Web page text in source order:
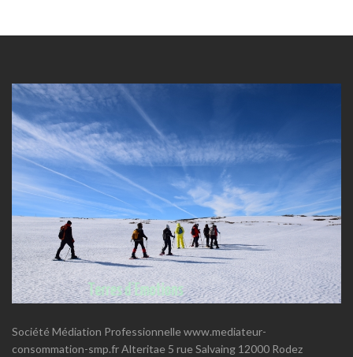
Société Médiation Professionnelle www.mediateur-
consommation-smp.fr Alteritae 5 rue Salvaing 12000 Rodez